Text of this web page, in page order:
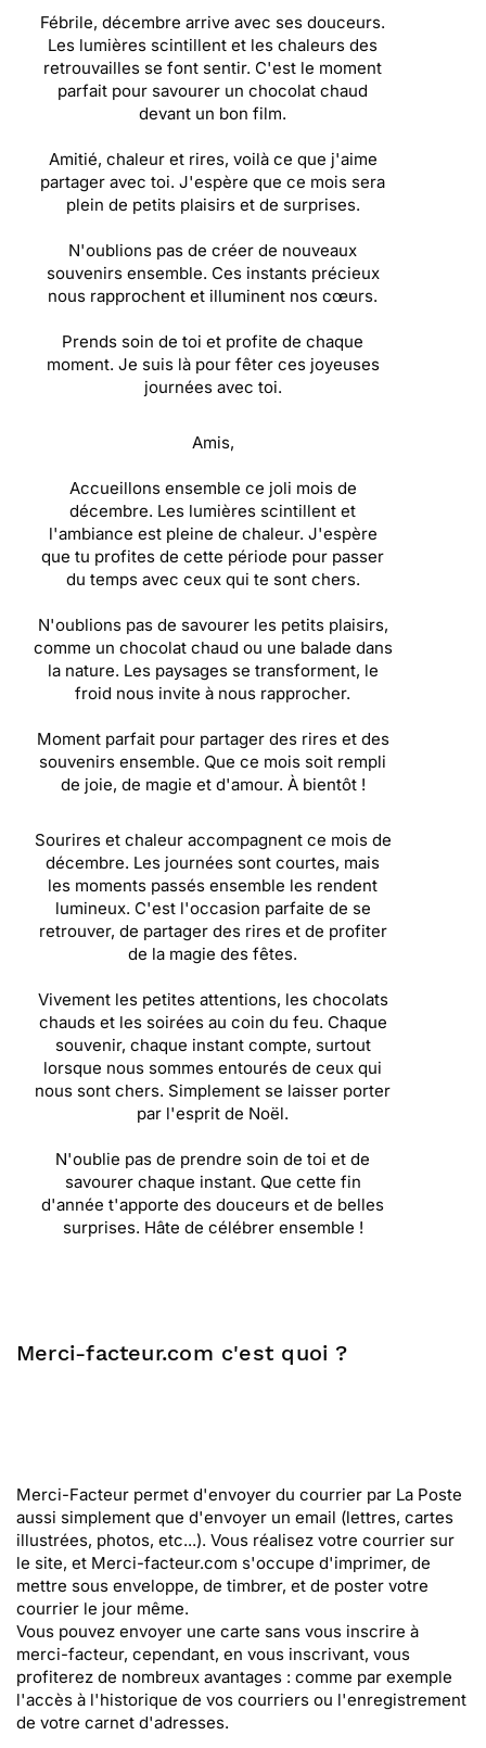
Fébrile, décembre arrive avec ses douceurs.
Les lumières scintillent et les chaleurs des
retrouvailles se font sentir. C'est le moment
parfait pour savourer un chocolat chaud
devant un bon film.
Amitié, chaleur et rires, voilà ce que j'aime
partager avec toi. J'espère que ce mois sera
plein de petits plaisirs et de surprises.
N'oublions pas de créer de nouveaux
souvenirs ensemble. Ces instants précieux
nous rapprochent et illuminent nos cœurs.
Prends soin de toi et profite de chaque
moment. Je suis là pour fêter ces joyeuses
journées avec toi.
Amis,
Accueillons ensemble ce joli mois de
décembre. Les lumières scintillent et
l'ambiance est pleine de chaleur. J'espère
que tu profites de cette période pour passer
du temps avec ceux qui te sont chers.
N'oublions pas de savourer les petits plaisirs,
comme un chocolat chaud ou une balade dans
la nature. Les paysages se transforment, le
froid nous invite à nous rapprocher.
Moment parfait pour partager des rires et des
souvenirs ensemble. Que ce mois soit rempli
de joie, de magie et d'amour. À bientôt !
Sourires et chaleur accompagnent ce mois de
décembre. Les journées sont courtes, mais
les moments passés ensemble les rendent
lumineux. C'est l'occasion parfaite de se
retrouver, de partager des rires et de profiter
de la magie des fêtes.
Vivement les petites attentions, les chocolats
chauds et les soirées au coin du feu. Chaque
souvenir, chaque instant compte, surtout
lorsque nous sommes entourés de ceux qui
nous sont chers. Simplement se laisser porter
par l'esprit de Noël.
N'oublie pas de prendre soin de toi et de
savourer chaque instant. Que cette fin
d'année t'apporte des douceurs et de belles
surprises. Hâte de célébrer ensemble !
Merci-facteur.com c'est quoi ?
Merci-Facteur permet d'envoyer du courrier par La Poste
aussi simplement que d'envoyer un email (lettres, cartes
illustrées, photos, etc...). Vous réalisez votre courrier sur
le site, et Merci-facteur.com s'occupe d'imprimer, de
mettre sous enveloppe, de timbrer, et de poster votre
courrier le jour même.
Vous pouvez envoyer une carte sans vous inscrire à
merci-facteur, cependant, en vous inscrivant, vous
profiterez de nombreux avantages : comme par exemple
l'accès à l'historique de vos courriers ou l'enregistrement
de votre carnet d'adresses.